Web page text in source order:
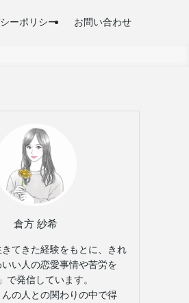
ーポリシー お問い合わせ
倉方 紗希
てきた経験をもとに、きれ
い人の恋愛事情や苦労を
で発信しています。
んの人との関わりの中で得